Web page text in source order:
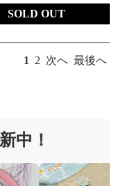
SOLD OUT
1 2 次へ 最後へ
中！